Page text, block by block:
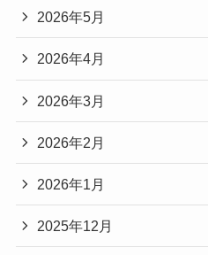
2026年5月
2026年4月
2026年3月
2026年2月
2026年1月
2025年12月